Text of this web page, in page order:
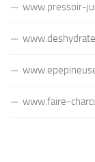
www.pressoir-
www.faire-